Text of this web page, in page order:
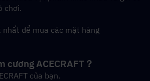
chơi.
nhất để mua các mặt hàng
cương ACECRAFT？
của bạn.